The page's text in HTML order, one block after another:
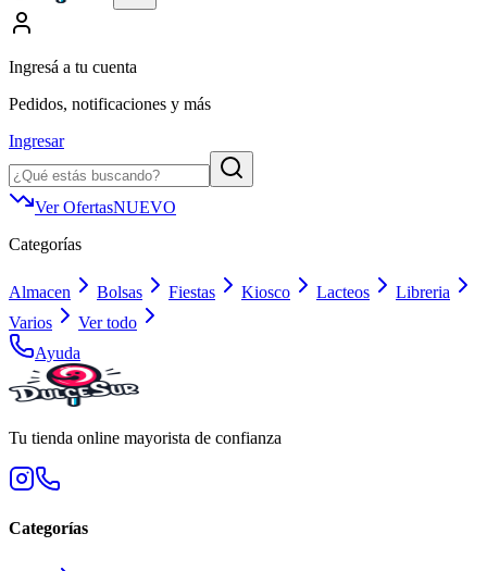
Ingresá a tu cuenta
Pedidos, notificaciones y más
Ingresar
Ver OfertasNUEVO
Categorías
Almacen Bolsas Fiestas Kiosco Lacteos
Libreria
Varios
Ver todo
Ayuda
Tu tienda online mayorista de confianza
Categorías